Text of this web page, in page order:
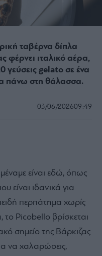
ταβέρνα δίπλα
φέρνει ιταλικό αέρα,
γεύσεις gelato σε ένα
πάνω στη θάλασσα.
03/06/202609:49
είναι εδώ, όπως
είναι ιδανικά για
περπάτημα χωρίς
το Picobello βρίσκεται
σημείο της Βάρκιζας
να χαλαρώσεις,